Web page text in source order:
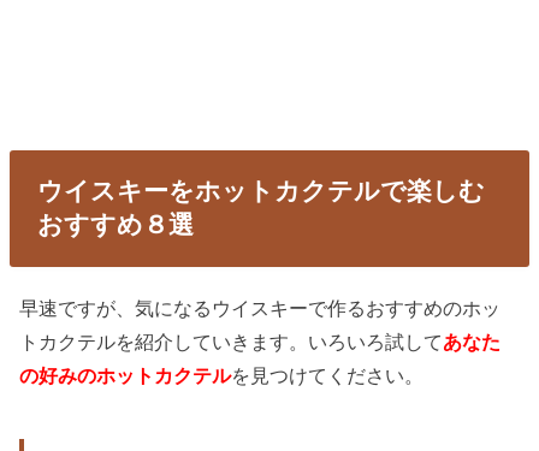
ウイスキーをホットカクテルで楽しむ
おすすめ８選
早速ですが、気になるウイスキーで作るおすすめのホッ
トカクテルを紹介していきます。いろいろ試してあなた
の好みのホットカクテルを見つけてください。